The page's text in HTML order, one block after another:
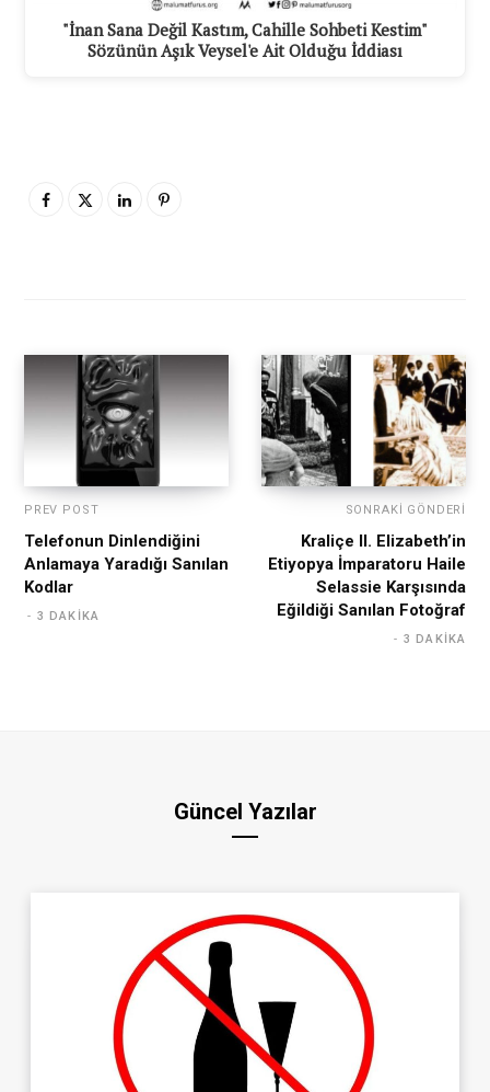
"İnan Sana Değil Kastım, Cahille Sohbeti Kestim"
Sözünün Aşık Veysel'e Ait Olduğu İddiası
PREV POST
Telefonun Dinlendiğini
Anlamaya Yaradığı Sanılan
Kodlar
3 DAKIKA
SONRAKI GÖNDERI
Kraliçe II. Elizabeth’in
Etiyopya İmparatoru Haile
Selassie Karşısında
Eğildiği Sanılan Fotoğraf
3 DAKIKA
Güncel Yazılar